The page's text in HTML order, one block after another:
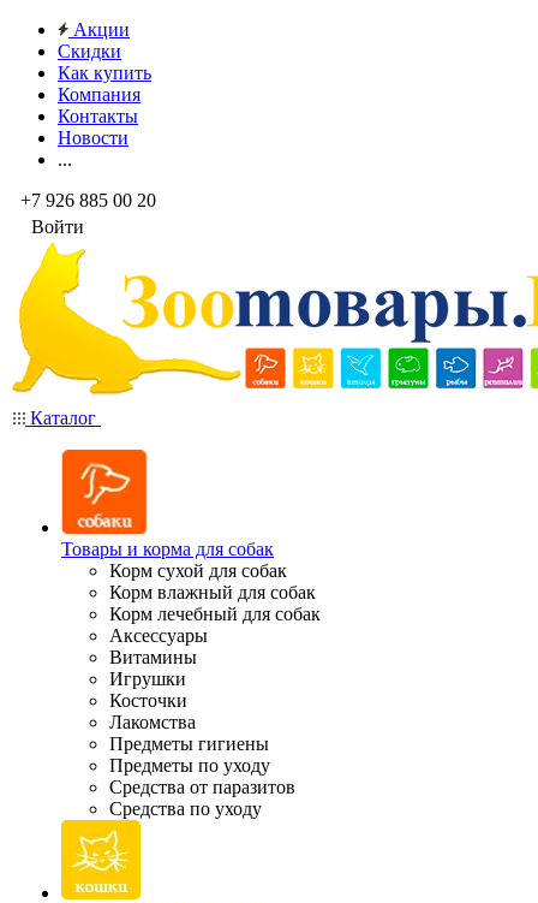
Акции
Скидки
Как купить
Компания
Контакты
Новости
...
+7 926 885 00 20
Войти
Каталог
Товары и корма для собак
Корм сухой для собак
Корм влажный для собак
Корм лечебный для собак
Аксессуары
Витамины
Игрушки
Косточки
Лакомства
Предметы гигиены
Предметы по уходу
Средства от паразитов
Средства по уходу